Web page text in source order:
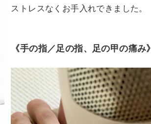
ストレスなくお手入れできました。
《手の指／足の指、足の甲の痛み》